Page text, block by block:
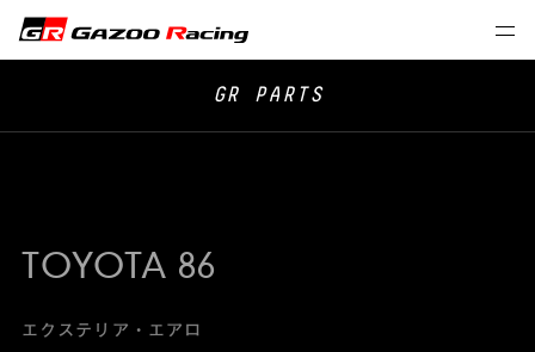
GR PARTS
TOYOTA 86
エクステリア・エアロ